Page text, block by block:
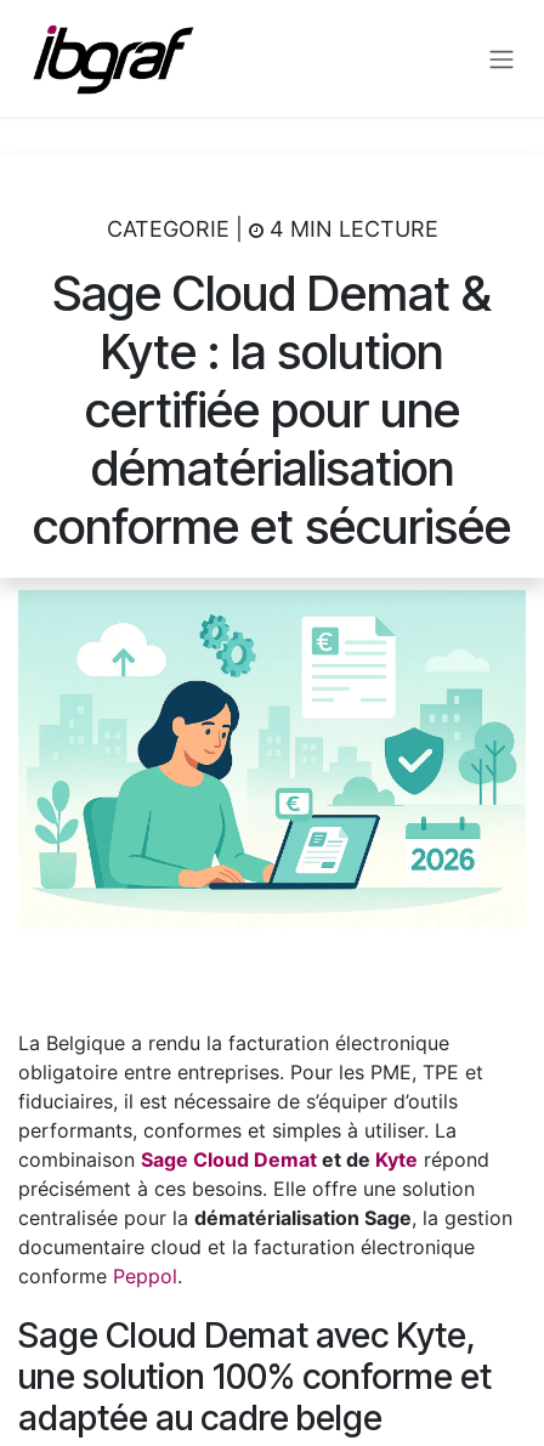
CATEGORIE | 4 MIN LECTURE
Sage Cloud Demat &
Kyte : la solution
certifiée pour une
dématérialisation
conforme et sécurisée
La Belgique a rendu la facturation électronique
obligatoire entre entreprises. Pour les PME, TPE et
fiduciaires, il est nécessaire de s’équiper d’outils
performants, conformes et simples à utiliser. La
combinaison Sage Cloud Demat et de Kyte répond
précisément à ces besoins. Elle offre une solution
centralisée pour la dématérialisation Sage, la gestion
documentaire cloud et la facturation électronique
conforme Peppol.
Sage Cloud Demat avec Kyte,
une solution 100% conforme et
adaptée au cadre belge